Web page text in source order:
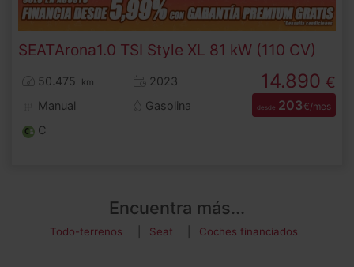
SEATArona1.0 TSI Style XL 81 kW (110 CV)
50.475 km
2023
Manual
Gasolina
C
14.890 €
desde 203€/mes
Encuentra más...
Todo-terrenos Seat Coches financiados